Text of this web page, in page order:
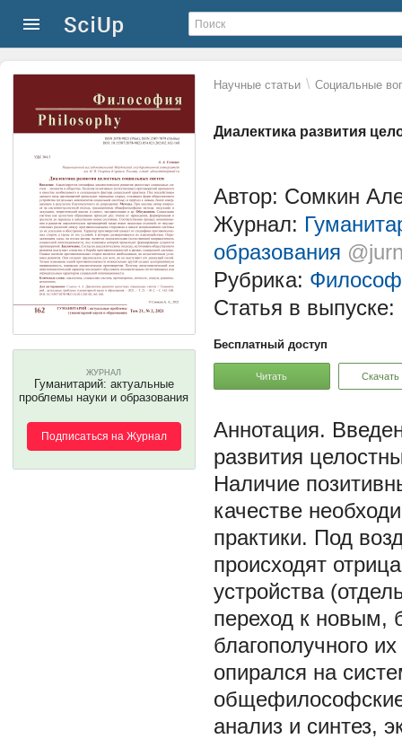
Научные статьи \ Социальные
Диалектика развития
ЖУРНАЛ
Гуманитарий: актуальные
проблемы науки и образования
Подписаться на Журнал
Автор: Сомкин
Журнал:
образования
Рубрика:
Статья в выпуске:
Бесплатный доступ
Читать Скачать
развития
Наличие
качестве
практики. Под
происходят
устройства
переход к новым,
благополучного
опирался на
анализ и синтез,